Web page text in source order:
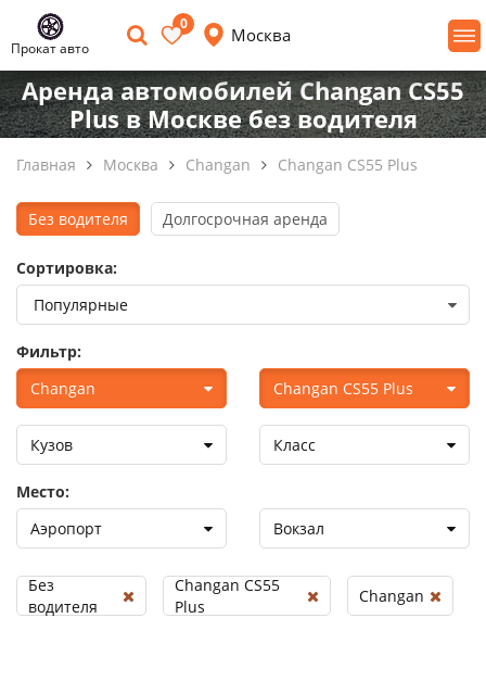
Прокат авто
0
Москва
Аренда автомобилей Changan CS55
Plus в Москве без водителя
Главная Москва Changan Changan CS55 Plus
Без водителя Долгосрочная аренда
Сортировка:
Фильтр:
Changan
Changan CS55 Plus
Кузов Класс
Место:
Аэропорт
Вокзал
Без
водителя
Changan CS55
Plus
Changan